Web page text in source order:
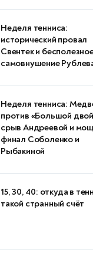
Неделя тенниса:
исторический провал
Свентек и
самовнушение
Неделя тенниса:
против «Большой
срыв Андреевой и
финал Соболенко и
Рыбакиной
15, 30, 40: откуда в
такой странный счёт